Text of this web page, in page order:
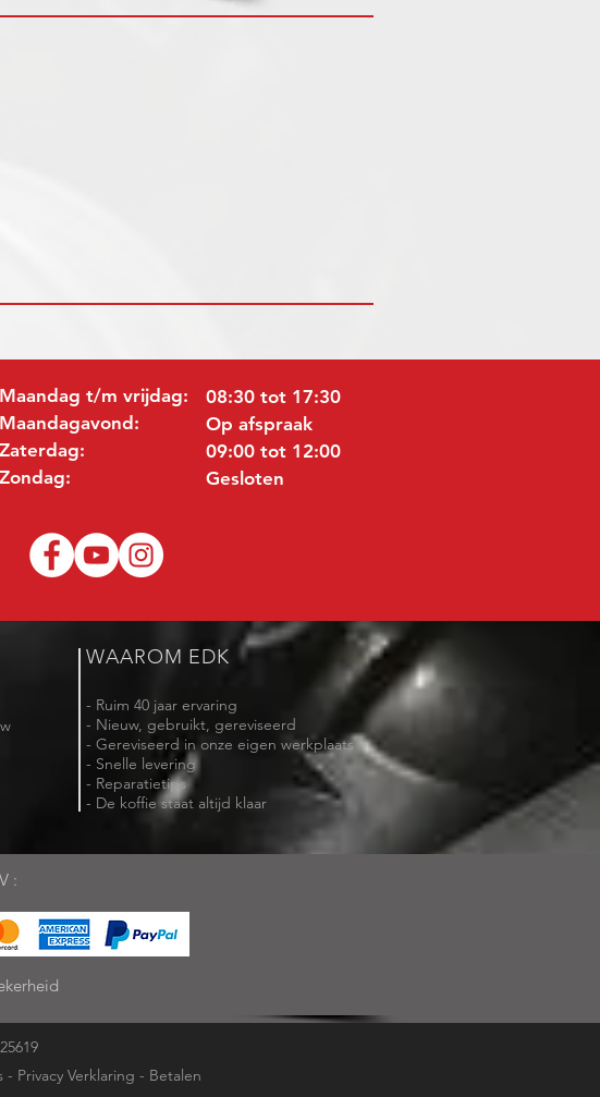
Maandag t/m vrijdag:
Maandagavond:
Zaterdag:
Zondag:
08:30 tot 17:30
Op afspraak
09:00 tot 12:00
Gesloten
WAAROM EDK
- Ruim 40 jaar ervaring
- Nieuw, gebruikt, gereviseerd
- Gereviseerd in onze eigen werkplaats
- Snelle levering
- Reparatietips
- De koffie staat altijd klaar
:
- Privacy Verklaring - Betalen